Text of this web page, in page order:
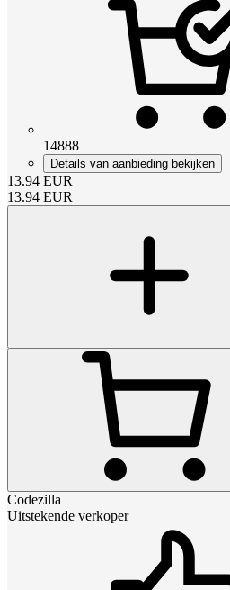
14888
Details van aanbieding bekijken
13.94 EUR
13.94 EUR
Codezilla
Uitstekende verkoper